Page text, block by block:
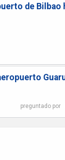
de Bilbao
preguntado por